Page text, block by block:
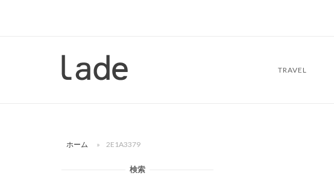
ー
TRAVEL
ホーム » 2E1A3379
検索